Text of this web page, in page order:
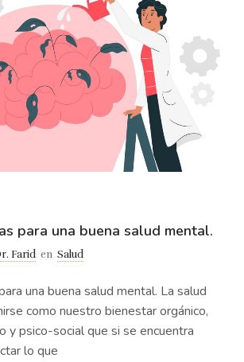
para una buena salud mental.
Farid en Salud
una buena salud mental. La salud
como nuestro bienestar orgánico,
y psico-social que si se encuentra
lo que